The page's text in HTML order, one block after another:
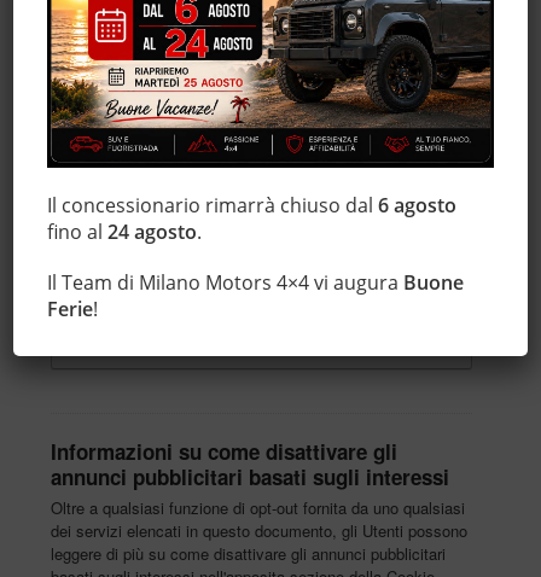
Pubblicità
Registrazione ed autenticazione
Remarketing e behavioral targeting
Informazioni su come disattivare gli
annunci pubblicitari basati sugli interessi
Oltre a qualsiasi funzione di opt-out fornita da uno qualsiasi
dei servizi elencati in questo documento, gli Utenti possono
leggere di più su come disattivare gli annunci pubblicitari
Il concessionario rimarrà chiuso dal6 agosto
fino al24 agosto.
Il Team di Milano Motors 4×4 vi augura Buone
Ferie!